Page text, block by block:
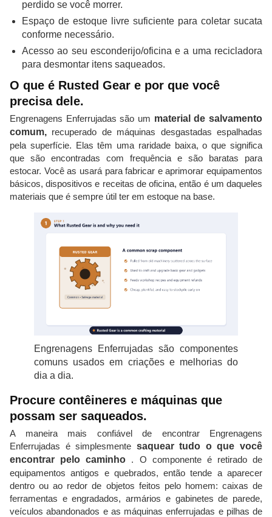
perdido se você morrer.
Espaço de estoque livre suficiente para coletar sucata
conforme necessário.
Acesso ao seu esconderijo/oficina e a uma recicladora
para desmontar itens saqueados.
O que é Rusted Gear e por que você
precisa dele.
Engrenagens Enferrujadas são um material de salvamento
comum, recuperado de máquinas desgastadas espalhadas
pela superfície. Elas têm uma raridade baixa, o que significa
que são encontradas com frequência e são baratas para
estocar. Você as usará para fabricar e aprimorar equipamentos
básicos, dispositivos e receitas de oficina, então é um daqueles
materiais que é sempre útil ter em estoque na base.
Engrenagens Enferrujadas são componentes
comuns usados ​​em criações e melhorias do
dia a dia.
Procure contêineres e máquinas que
possam ser saqueados.
A maneira mais confiável de encontrar Engrenagens
Enferrujadas é simplesmente saquear tudo o que você
encontrar pelo caminho . O componente é retirado de
equipamentos antigos e quebrados, então tende a aparecer
dentro ou ao redor de objetos feitos pelo homem: caixas de
ferramentas e engradados, armários e gabinetes de parede,
veículos abandonados e as máquinas enferrujadas e pilhas de